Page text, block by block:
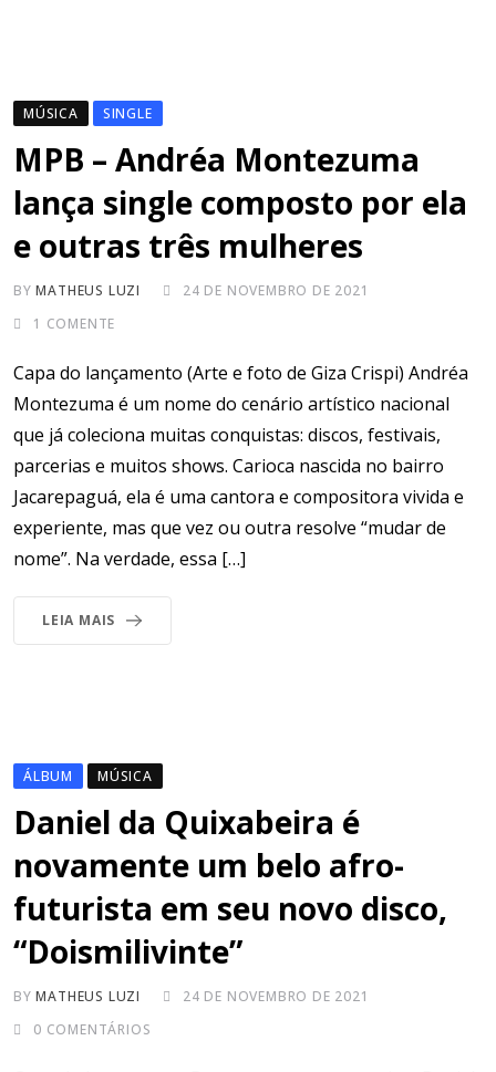
MÚSICA SINGLE
MPB – Andréa Montezuma
lança single composto por ela
e outras três mulheres
BYMATHEUS LUZI
24 DE NOVEMBRO DE 2021
1 COMENTE
Capa do lançamento (Arte e foto de Giza Crispi) Andréa
Montezuma é um nome do cenário artístico nacional
que já coleciona muitas conquistas: discos, festivais,
parcerias e muitos shows. Carioca nascida no bairro
Jacarepaguá, ela é uma cantora e compositora vivida e
experiente, mas que vez ou outra resolve “mudar de
nome”. Na verdade, essa […]
LEIA MAIS
ÁLBUM MÚSICA
Daniel da Quixabeira é
novamente um belo afro-
futurista em seu novo disco,
“Doismilivinte”
BYMATHEUS LUZI
24 DE NOVEMBRO DE 2021
0 COMENTÁRIOS